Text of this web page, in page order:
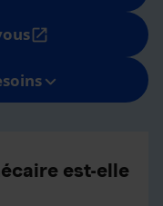
open_in_new
est-elle